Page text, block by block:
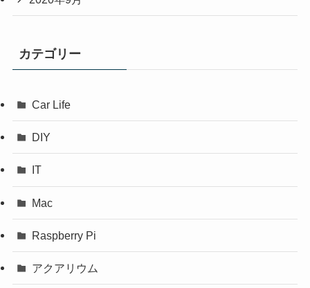
カテゴリー
Car Life
DIY
IT
Mac
Raspberry Pi
アクアリウム